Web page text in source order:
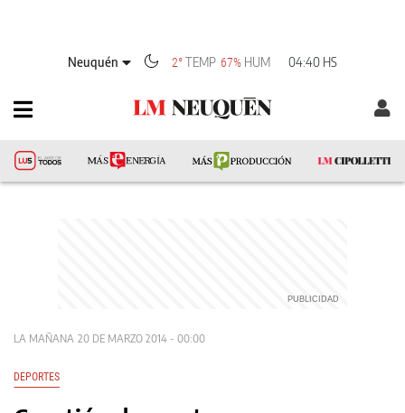
Neuquén 2°TEMP 67% HUM 04:40 HS
LA MAÑANA 20 DE MARZO 2014 - 00:00
DEPORTES